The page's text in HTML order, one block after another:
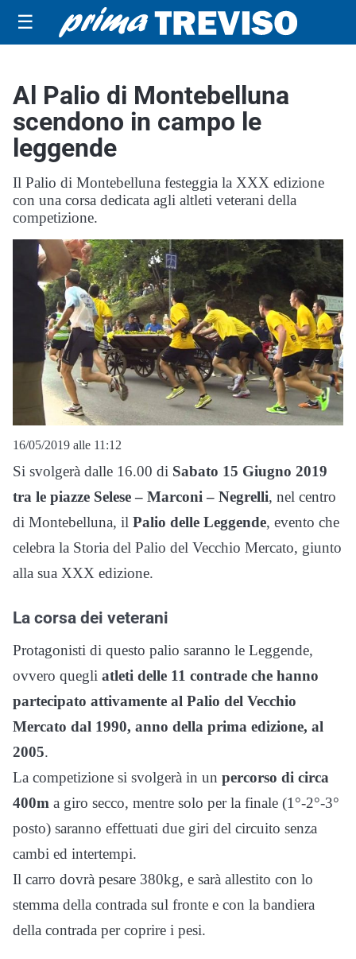
☰
Al Palio di Montebelluna
scendono in campo le
leggende
Il Palio di Montebelluna festeggia la XXX edizione
con una corsa dedicata agli altleti veterani della
competizione.
16/05/2019 alle 11:12
Si svolgerà dalle 16.00 di Sabato 15 Giugno 2019
tra le piazze Selese – Marconi – Negrelli, nel centro
di Montebelluna, il Palio delle Leggende, evento che
celebra la Storia del Palio del Vecchio Mercato, giunto
alla sua XXX edizione.
La corsa dei veterani
Protagonisti di questo palio saranno le Leggende,
ovvero quegli atleti delle 11 contrade che hanno
partecipato attivamente al Palio del Vecchio
Mercato dal 1990, anno della prima edizione, al
2005.
La competizione si svolgerà in un percorso di circa
400m a giro secco, mentre solo per la finale (1°-2°-3°
posto) saranno effettuati due giri del circuito senza
cambi ed intertempi.
Il carro dovrà pesare 380kg, e sarà allestito con lo
stemma della contrada sul fronte e con la bandiera
della contrada per coprire i pesi.